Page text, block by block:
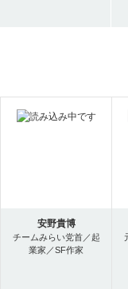
安野貴博
チームみらい党首／起
業家／SF作家